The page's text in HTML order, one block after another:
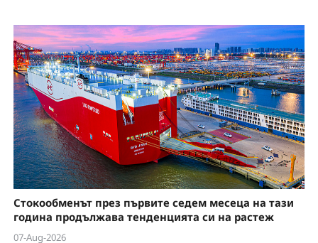
Стокообменът през първите седем месеца на тази
година продължава тенденцията си на растеж
07-Aug-2026